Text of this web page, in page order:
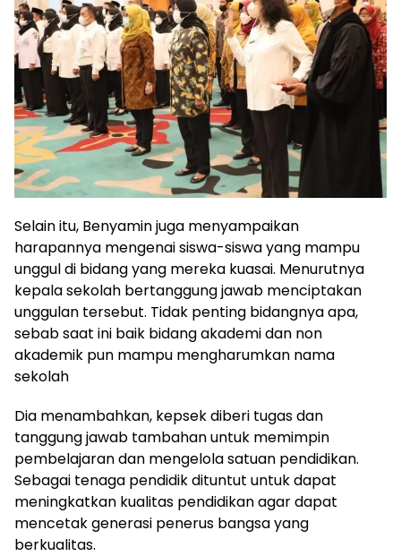
Selain itu, Benyamin juga menyampaikan
harapannya mengenai siswa-siswa yang mampu
unggul di bidang yang mereka kuasai. Menurutnya
kepala sekolah bertanggung jawab menciptakan
unggulan tersebut. Tidak penting bidangnya apa,
sebab saat ini baik bidang akademi dan non
akademik pun mampu mengharumkan nama
sekolah
Dia menambahkan, kepsek diberi tugas dan
tanggung jawab tambahan untuk memimpin
pembelajaran dan mengelola satuan pendidikan.
Sebagai tenaga pendidik dituntut untuk dapat
meningkatkan kualitas pendidikan agar dapat
mencetak generasi penerus bangsa yang
berkualitas.